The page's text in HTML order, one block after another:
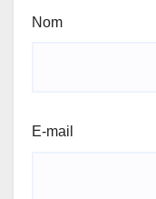
Nom
E-mail